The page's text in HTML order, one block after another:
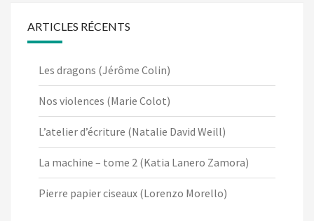
ARTICLES RÉCENTS
Les dragons (Jérôme Colin)
Nos violences (Marie Colot)
L’atelier d’écriture (Natalie David Weill)
La machine – tome 2 (Katia Lanero Zamora)
Pierre papier ciseaux (Lorenzo Morello)